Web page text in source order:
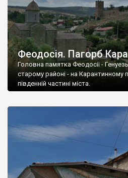
Феодосія. Пагорб
Головна памятка Феодосії -
старому районі - на Карантинному
південній частині міста.